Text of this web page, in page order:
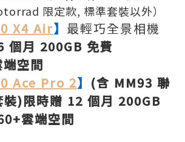
限定款, 標準套裝以外）
X4 Air】 最輕巧全景相機
個月 200GB 免費
空間
Ace Pro 2】 (含 MM93 聯
)限時贈 12 個月 200GB
雲端空間